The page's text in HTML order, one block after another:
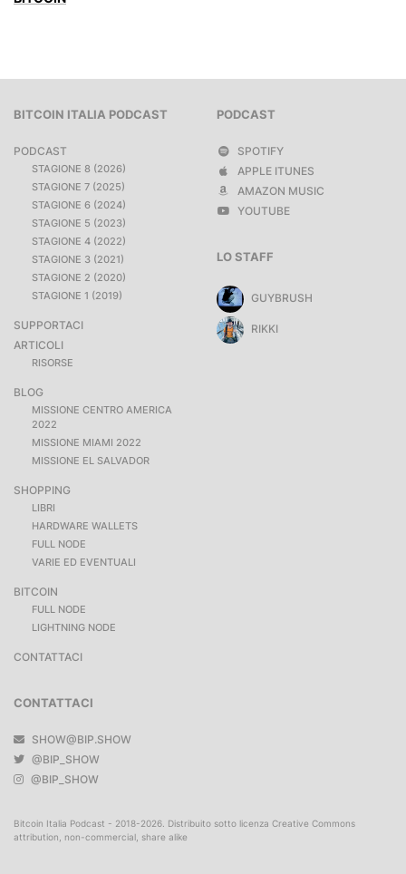
BITCOIN ITALIA PODCAST
PODCAST
STAGIONE 8 (2026)
STAGIONE 7 (2025)
STAGIONE 6 (2024)
STAGIONE 5 (2023)
STAGIONE 4 (2022)
STAGIONE 3 (2021)
STAGIONE 2 (2020)
STAGIONE 1 (2019)
SUPPORTACI
ARTICOLI
RISORSE
BLOG
MISSIONE CENTRO AMERICA
2022
MISSIONE MIAMI 2022
MISSIONE EL SALVADOR
SHOPPING
LIBRI
HARDWARE WALLETS
FULL NODE
VARIE ED EVENTUALI
BITCOIN
FULL NODE
LIGHTNING NODE
CONTATTACI
PODCAST
SPOTIFY
APPLE ITUNES
AMAZON MUSIC
YOUTUBE
CONTATTACI
SHOW@BIP.SHOW
@BIP_SHOW
@BIP_SHOW
LO STAFF
GUYBRUSH
RIKKI
Bitcoin Italia Podcast - 2018-2026. Distribuito sotto licenza Creative Commons
attribution, non-commercial, share alike